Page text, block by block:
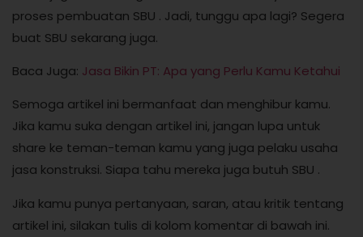
proses pembuatan SBU . Jadi, tunggu apa lagi? Segera
buat SBU sekarang juga.
Baca Juga: Jasa Bikin PT: Apa yang Perlu Kamu Ketahui
Semoga artikel ini bermanfaat dan menghibur kamu.
Jika kamu suka dengan artikel ini, jangan lupa untuk
share ke teman-teman kamu yang juga pelaku usaha
jasa konstruksi. Siapa tahu mereka juga butuh SBU .
Jika kamu punya pertanyaan, saran, atau kritik tentang
artikel ini, silakan tulis di kolom komentar di bawah ini.